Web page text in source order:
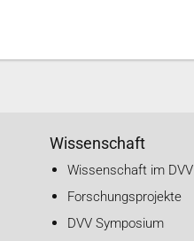
Wissenschaft
Wissenschaft im DVV
Forschungsprojekte
DVV Symposium